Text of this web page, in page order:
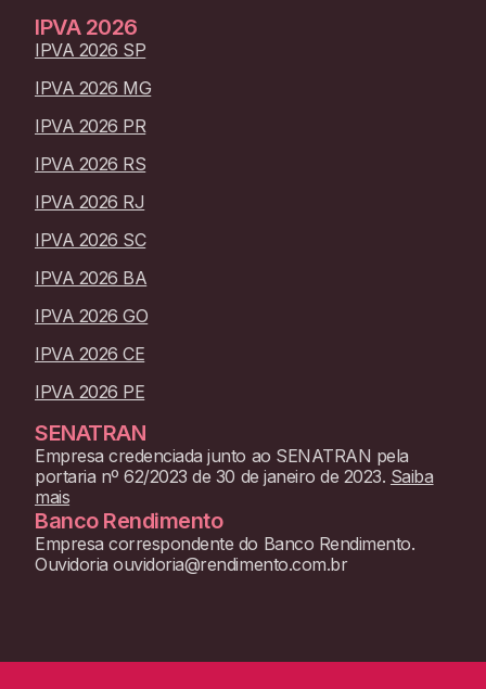
IPVA 2026
IPVA 2026 SP
IPVA 2026 MG
IPVA 2026 PR
IPVA 2026 RS
IPVA 2026 RJ
IPVA 2026 SC
IPVA 2026 BA
IPVA 2026 GO
IPVA 2026 CE
IPVA 2026 PE
SENATRAN
Empresa credenciada junto ao SENATRAN pela
portaria nº 62/2023 de 30 de janeiro de 2023. Saiba
mais
Banco Rendimento
Empresa correspondente do Banco Rendimento.
Ouvidoria ouvidoria@rendimento.com.br